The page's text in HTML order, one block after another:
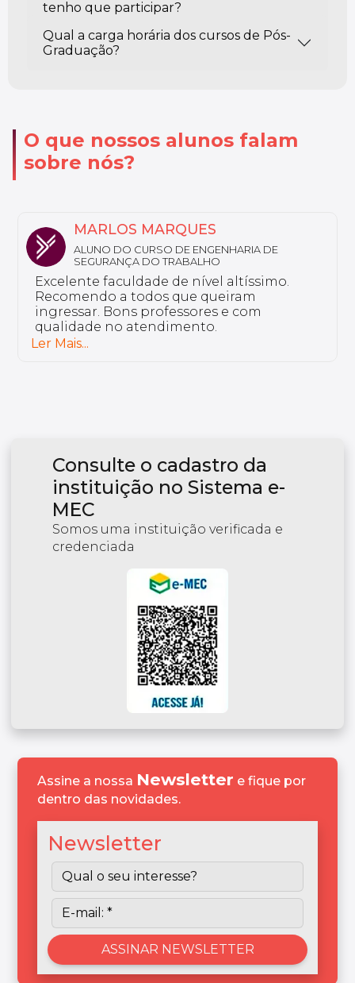
tenho que participar?
Qual a carga horária dos cursos de Pós-
Graduação?
O que nossos alunos falam
sobre nós?
MARLOS MARQUES
ALUNO DO CURSO DE ENGENHARIA DE
SEGURANÇA DO TRABALHO
Excelente faculdade de nível altíssimo.
Recomendo a todos que queiram
ingressar. Bons professores e com
qualidade no atendimento.
Ler Mais...
Consulte o cadastro da
instituição no Sistema e-
MEC
Somos uma instituição verificada e
credenciada
Assine a nossa Newsletter e fique por
dentro das novidades.
Newsletter